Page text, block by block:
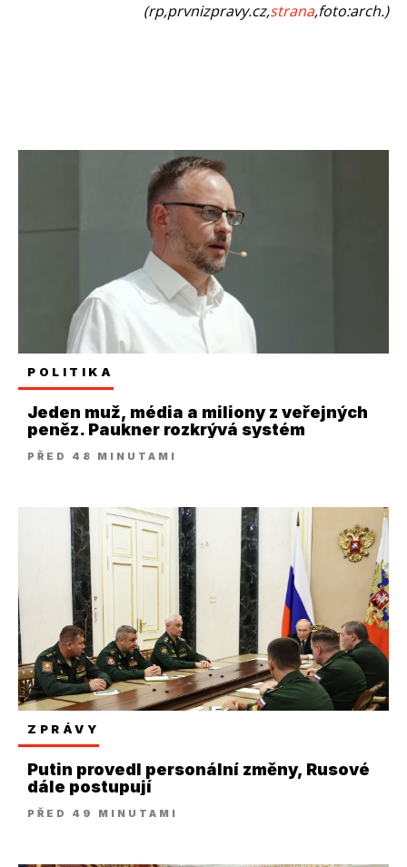
(rp,prvnizpravy.cz,strana,foto:arch.)
POLITIKA
Jeden muž, média a miliony z veřejných
peněz. Paukner rozkrývá systém
PŘED 48 MINUTAMI
ZPRÁVY
Putin provedl personální změny, Rusové
dále postupují
PŘED 49 MINUTAMI